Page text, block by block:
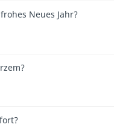
Neues Jahr?